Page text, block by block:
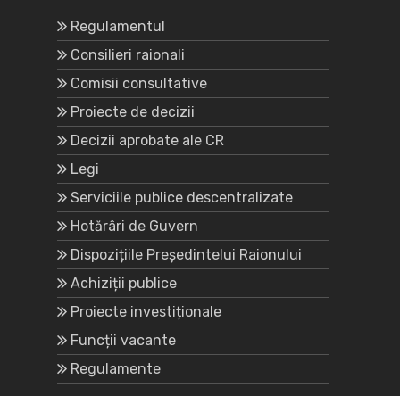
Regulamentul
Consilieri raionali
Comisii consultative
Proiecte de decizii
Decizii aprobate ale CR
Legi
Serviciile publice descentralizate
Hotărâri de Guvern
Dispozițiile Președintelui Raionului
Achiziții publice
Proiecte investiționale
Funcții vacante
Regulamente